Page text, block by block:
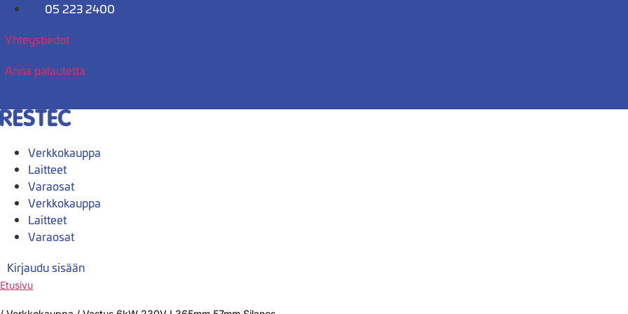
Mene
05 223 2400
Yhteystiedot
Anna palautetta
Verkkokauppa
Laitteet
Varaosat
Verkkokauppa
Laitteet
Varaosat
Kirjaudu sisään
Etusivu